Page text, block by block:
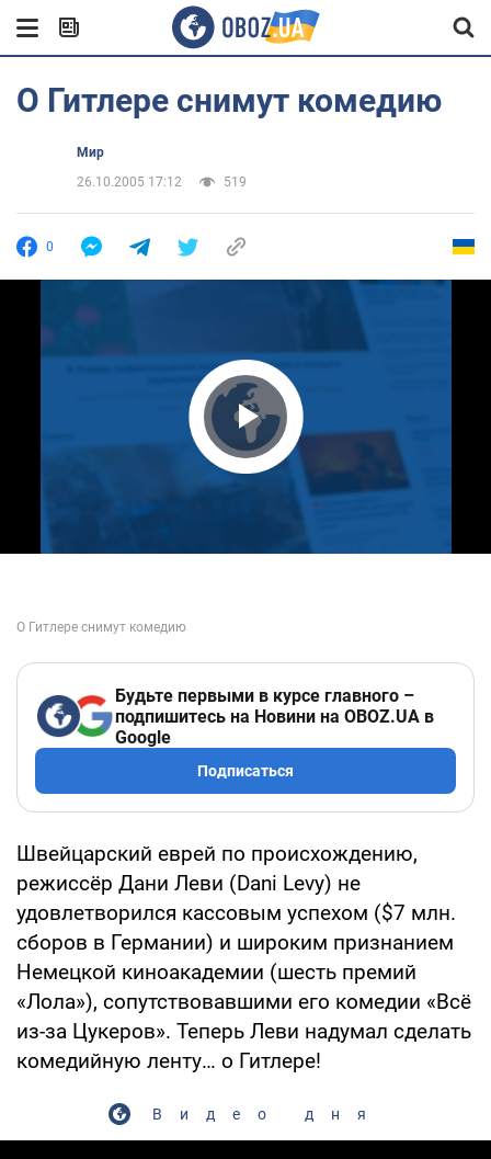
О Гитлере снимут комедию
Мир
26.10.2005 17:12
519
0
Play Video
Будьте первыми в курсе главного –
подпишитесь на Новини на OBOZ.UA в
Google
Подписаться
Швейцарский еврей по происхождению,
режиссёр Дани Леви (Dani Levy) не
удовлетворился кассовым успехом ($7 млн.
сборов в Германии) и широким признанием
Немецкой киноакадемии (шесть премий
«Лола»), сопутствовавшими его комедии «Всё
из-за Цукеров». Теперь Леви надумал сделать
комедийную ленту… о Гитлере!
Видео дня